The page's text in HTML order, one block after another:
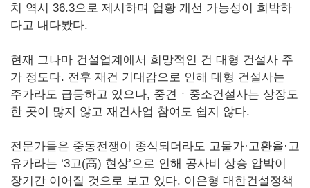
치 역시 36.3으로 제시하며 업황 개선 가능성이 희박하
다고 내다봤다.
현재 그나마 건설업계에서 희망적인 건 대형 건설사 주
가 정도다. 전후 재건 기대감으로 인해 대형 건설사는
주가라도 급등하고 있으나, 중견ㆍ중소건설사는 상장도
한 곳이 많지 않고 재건사업 참여도 쉽지 않다.
전문가들은 중동전쟁이 종식되더라도 고물가·고환율·고
유가라는 ‘3고(高) 현상’으로 인해 공사비 상승 압박이
장기간 이어질 것으로 보고 있다. 이은형 대한건설정책